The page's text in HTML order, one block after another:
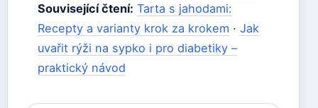
Související čtení: Tarta s jahodami:
Recepty a varianty krok za krokem · Jak
uvařit rýži na sypko i pro diabetiky –
praktický návod